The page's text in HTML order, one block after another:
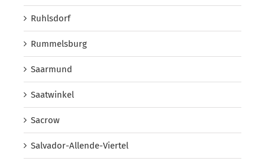
Ruhlsdorf
Rummelsburg
Saarmund
Saatwinkel
Sacrow
Salvador-Allende-Viertel